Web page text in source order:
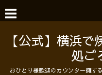
【公式】横浜
処ご
おひとり様歓迎のカウンター擁す